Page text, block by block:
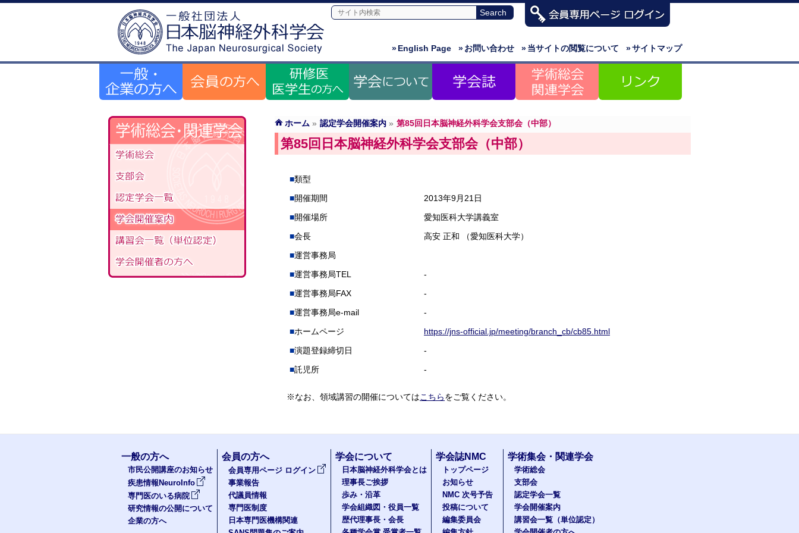
»サイトマップ
»当サイトの閲覧について
»お問い合わせ
»English Page
ホーム » 認定学会開催案内 » 第85回日本脳神経外科学会支部会（中部）
第85回日本脳神経外科学会支部会（中部）
類型
開催期間
2013年9月21日
開催場所
愛知医科大学講義室
会長
高安 正和 （愛知医科大学）
運営事務局
運営事務局TEL
-
運営事務局FAX
-
運営事務局e-mail
-
ホームページ
https://jns-official.jp/meeting/branch_cb/cb85.html
演題登録締切日
-
託児所
-
※なお、領域講習の開催についてはこちらをご覧ください。
一般の方へ
市民公開講座のお知らせ
疾患情報NeuroInfo
専門医のいる病院
研究情報の公開について
企業の方へ
会員の方へ
会員専用ページ ログイン
事業報告
代議員情報
専門医制度
日本専門医機構関連
学会について
日本脳神経外科学会とは
理事長ご挨拶
歩み・沿革
学会組織図・役員一覧
歴代理事長・会長
学会誌NMC
トップページ
お知らせ
NMC 次号予告
投稿について
編集委員会
学術集会・関連学会
学術総会
支部会
認定学会一覧
学会開催案内
講習会一覧（単位認定）